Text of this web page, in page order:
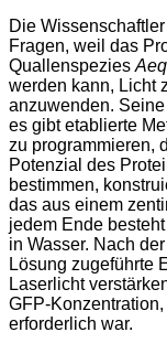
Die
Fragen, weil das
Quallenspezies
werden kann, Licht
anzuwenden.
es gibt etablierte
zu programmieren,
Potenzial des
bestimmen,
das aus einem
jedem Ende
in Wasser. Nach
Lösung zugeführte
Laserlicht
GFP-
erforderlich war.